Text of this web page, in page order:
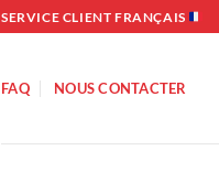
SERVICE CLIENT FRANÇAIS
FAQ NOUS CONTACTER